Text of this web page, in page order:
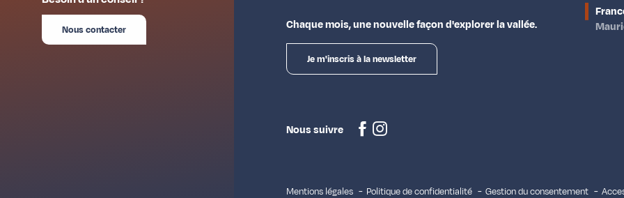
Nous contacter Chaque mois, une nouvelle façon d'explorer la vallée.
Je m'inscris à la newsletter
Nous suivre
Mentions légales Politique de confidentialité Gestion du consentement